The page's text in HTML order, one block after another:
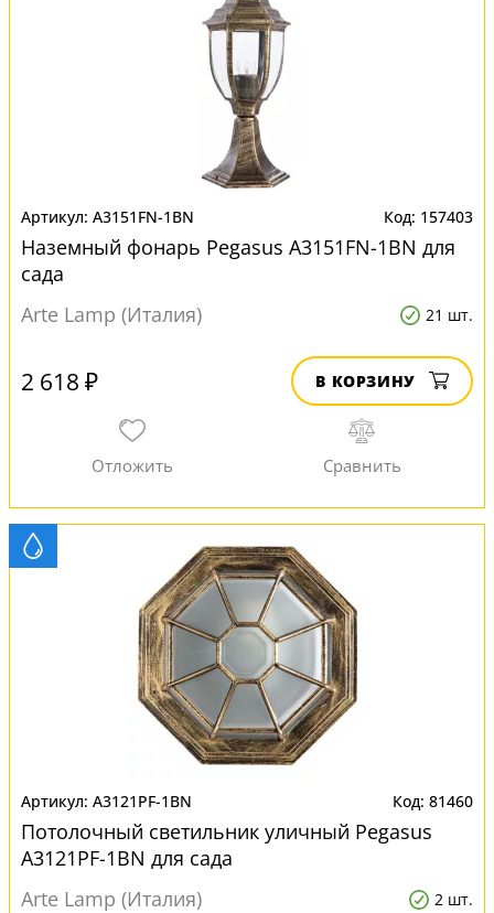
A3151FN-1BN 157403
Наземный фонарь Pegasus A3151FN-1BN для
сада
Arte Lamp (Италия)
21 шт.
2 618 ₽ В КОРЗИНУ
A3121PF-1BN 81460
Потолочный светильник уличный Pegasus
A3121PF-1BN для сада
Arte Lamp (Италия)
2 шт.